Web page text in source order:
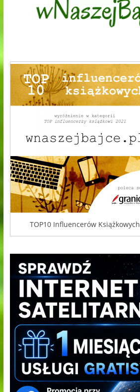
TOP10 Influencerów Książkowych